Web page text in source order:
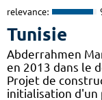
relevance:
Tunisie
Abderrahmen
en 2013 dans le
Projet de
initialisation d'un